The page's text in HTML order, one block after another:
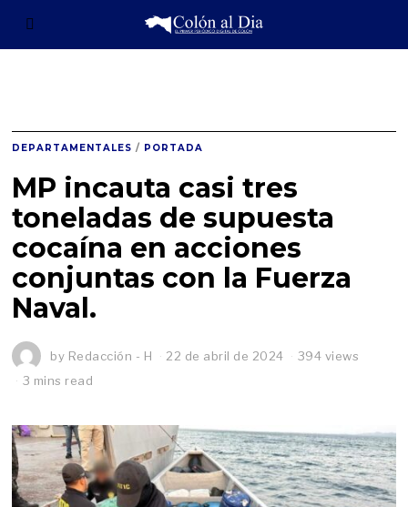
DEPARTAMENTALES / PORTADA
MP incauta casi tres
toneladas de supuesta
cocaína en acciones
conjuntas con la Fuerza
Naval.
by Redacción - H 22 de abril de 2024
394 views
3 mins read